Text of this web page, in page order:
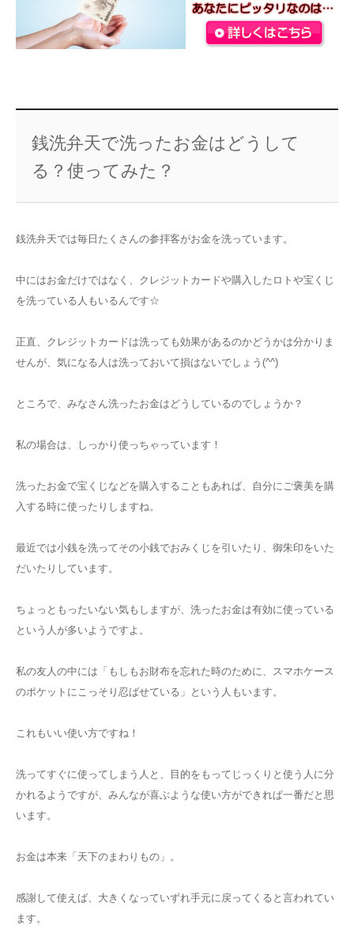
銭洗弁天で洗ったお金はどうして
る？使ってみた？
銭洗弁天では毎日たくさんの参拝客がお金を洗っています。
中にはお金だけではなく、クレジットカードや購入したロトや宝くじ
を洗っている人もいるんです☆
正直、クレジットカードは洗っても効果があるのかどうかは分かりま
せんが、気になる人は洗っておいて損はないでしょう(^^)
ところで、みなさん洗ったお金はどうしているのでしょうか？
私の場合は、しっかり使っちゃっています！
洗ったお金で宝くじなどを購入することもあれば、自分にご褒美を購
入する時に使ったりしますね。
最近では小銭を洗ってその小銭でおみくじを引いたり、御朱印をいた
だいたりしています。
ちょっともったいない気もしますが、洗ったお金は有効に使っている
という人が多いようですよ。
私の友人の中には「もしもお財布を忘れた時のために、スマホケース
のポケットにこっそり忍ばせている」という人もいます。
これもいい使い方ですね！
洗ってすぐに使ってしまう人と、目的をもってじっくりと使う人に分
かれるようですが、みんなが喜ぶような使い方ができれぱ一番だと思
います。
お金は本来「天下のまわりもの」。
感謝して使えば、大きくなっていずれ手元に戻ってくると言われてい
ます。